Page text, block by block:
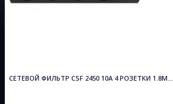
СЕТЕВОЙ ФИЛЬТР CSF 2450 10A 4 РОЗЕТКИ 1.8М...